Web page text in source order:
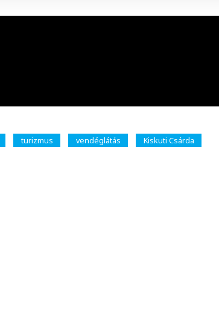
turizmus vendéglátás Kiskuti Csárda